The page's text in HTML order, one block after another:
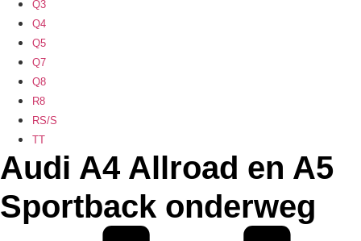
Q3
Q4
Q5
Q7
Q8
R8
RS/S
TT
Audi A4 Allroad en A5
Sportback onderweg